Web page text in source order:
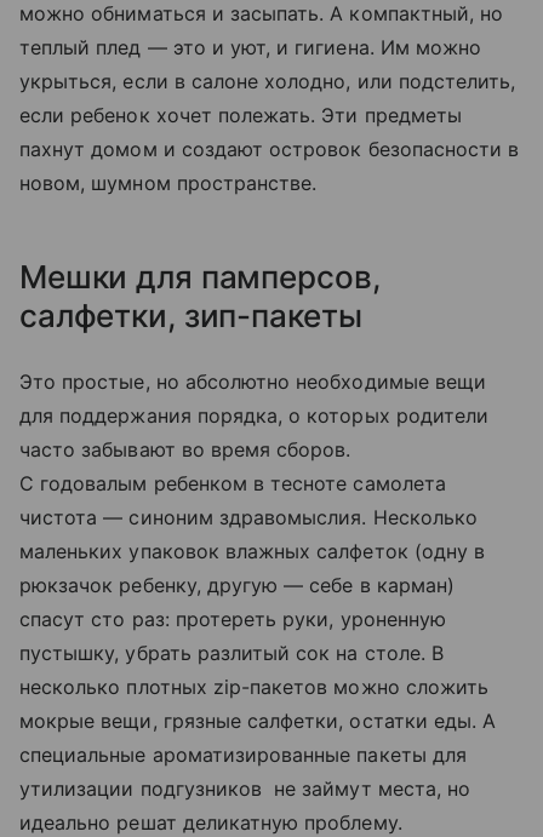
можно обниматься и засыпать. А компактный, но
теплый плед — это и уют, и гигиена. Им можно
укрыться, если в салоне холодно, или подстелить,
если ребенок хочет полежать. Эти предметы
пахнут домом и создают островок безопасности в
новом, шумном пространстве.
Мешки для памперсов,
салфетки, зип-пакеты
Это простые, но абсолютно необходимые вещи
для поддержания порядка, о которых родители
часто забывают во время сборов.
С годовалым ребенком в тесноте самолета
чистота — синоним здравомыслия. Несколько
маленьких упаковок влажных салфеток (одну в
рюкзачок ребенку, другую — себе в карман)
спасут сто раз: протереть руки, уроненную
пустышку, убрать разлитый сок на столе. В
несколько плотных zip-пакетов можно сложить
мокрые вещи, грязные салфетки, остатки еды. А
специальные ароматизированные пакеты для
утилизации подгузников не займут места, но
идеально решат деликатную проблему.